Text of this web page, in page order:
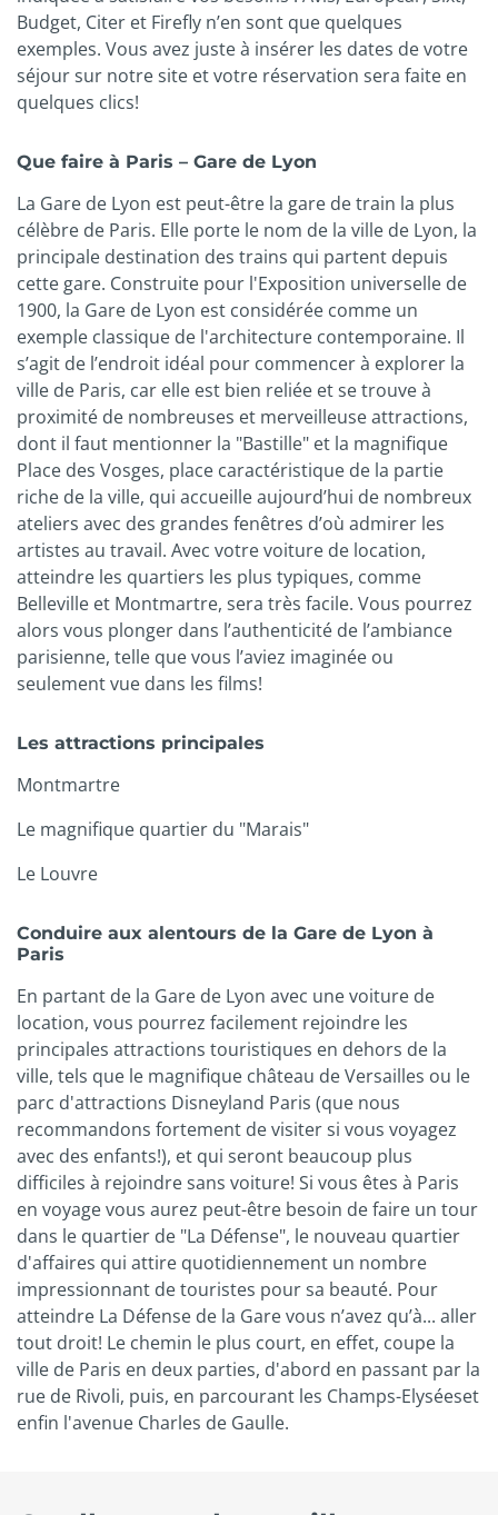
Budget, Citer et Firefly n’en sont que quelques
exemples. Vous avez juste à insérer les dates de votre
séjour sur notre site et votre réservation sera faite en
quelques clics!
Que faire à Paris – Gare de Lyon
La Gare de Lyon est peut-être la gare de train la plus
célèbre de Paris. Elle porte le nom de la ville de Lyon, la
principale destination des trains qui partent depuis
cette gare. Construite pour l'Exposition universelle de
1900, la Gare de Lyon est considérée comme un
exemple classique de l'architecture contemporaine. Il
s’agit de l’endroit idéal pour commencer à explorer la
ville de Paris, car elle est bien reliée et se trouve à
proximité de nombreuses et merveilleuse attractions,
dont il faut mentionner la "Bastille" et la magnifique
Place des Vosges, place caractéristique de la partie
riche de la ville, qui accueille aujourd’hui de nombreux
ateliers avec des grandes fenêtres d’où admirer les
artistes au travail. Avec votre voiture de location,
atteindre les quartiers les plus typiques, comme
Belleville et Montmartre, sera très facile. Vous pourrez
alors vous plonger dans l’authenticité de l’ambiance
parisienne, telle que vous l’aviez imaginée ou
seulement vue dans les films!
Les attractions principales
Montmartre
Le magnifique quartier du "Marais"
Le Louvre
Conduire aux alentours de la Gare de Lyon à
Paris
En partant de la Gare de Lyon avec une voiture de
location, vous pourrez facilement rejoindre les
principales attractions touristiques en dehors de la
ville, tels que le magnifique château de Versailles ou le
parc d'attractions Disneyland Paris (que nous
recommandons fortement de visiter si vous voyagez
avec des enfants!), et qui seront beaucoup plus
difficiles à rejoindre sans voiture! Si vous êtes à Paris
en voyage vous aurez peut-être besoin de faire un tour
dans le quartier de "La Défense", le nouveau quartier
d'affaires qui attire quotidiennement un nombre
impressionnant de touristes pour sa beauté. Pour
atteindre La Défense de la Gare vous n’avez qu’à... aller
tout droit! Le chemin le plus court, en effet, coupe la
ville de Paris en deux parties, d'abord en passant par la
rue de Rivoli, puis, en parcourant les Champs-Elyséeset
enfin l'avenue Charles de Gaulle.